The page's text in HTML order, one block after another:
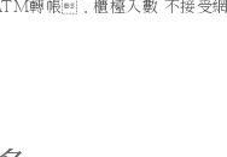
轉帳．櫃檯入數 不接受網